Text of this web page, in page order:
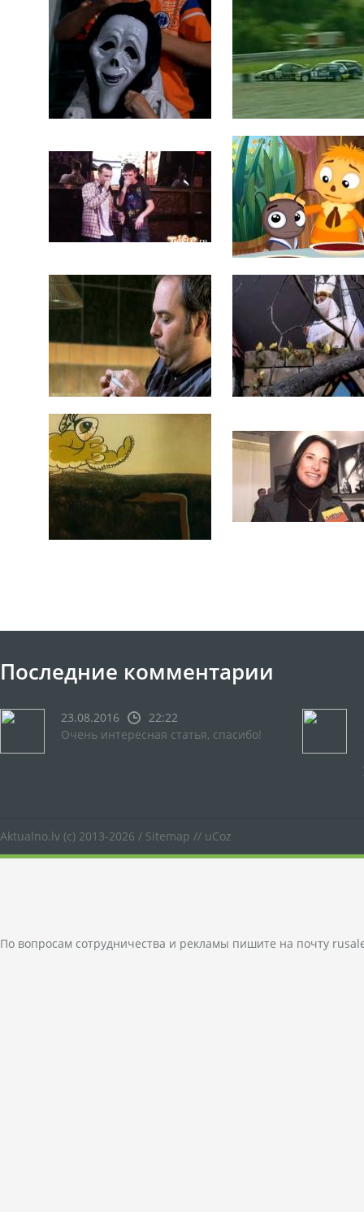
Последние комментарии
23.08.2016
22:22
Очень интересная статья, спасибо!
Aktualno.lv (c) 2013-2026 / Sitemap // uCoz
По вопросам сотрудничества и рекламы пишите на почту